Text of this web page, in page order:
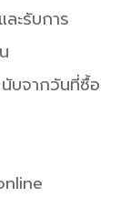
ะรับการ
บจากวันที่ซื้อ